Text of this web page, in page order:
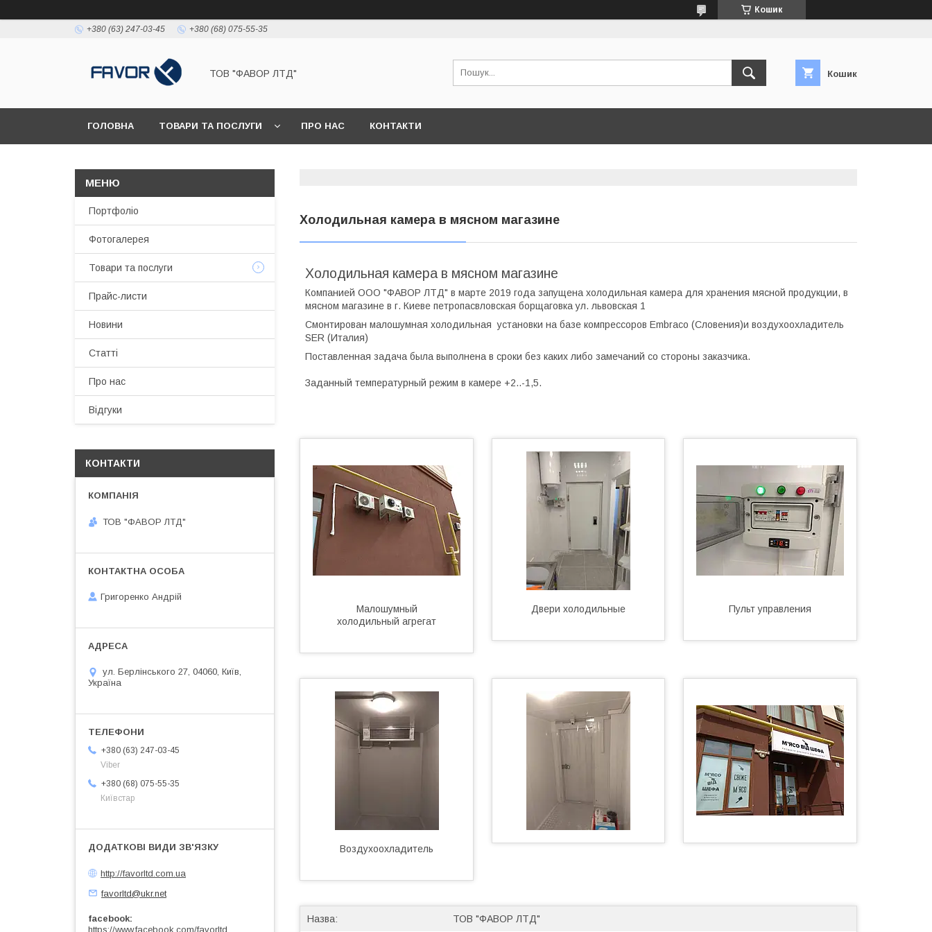
Кошик
+380 (63) 247-03-45 +380 (68) 075-55-35
ТОВ "ФАВОР ЛТД" Кошик
ГОЛОВНА ТОВАРИ ТА ПОСЛУГИ ПРО НАС КОНТАКТИ
Холодильная камера в мясном магазине
Холодильная камера в мясном магазине
Компанией ООО "ФАВОР ЛТД" в марте 2019 года запущена холодильная камера для хранения мясной продукции, в
мясном магазине в г. Киеве петропасвловская борщаговка ул. львовская 1
Смонтирован малошумная холодильная установки на базе компрессоров Embraco (Словения)и воздухоохладитель
SER (Италия)
Поставленная задача была выполнена в сроки без каких либо замечаний со стороны заказчика.
Заданный температурный режим в камере +2..-1,5.
Малошумный
холодильный агрегат
Двери холодильные Пульт управления
Воздухоохладитель
ТОВ "ФАВОР ЛТД"
Портфоліо
Фотогалерея
Товари та послуги
Прайс-листи
Новини
Статті
Про нас
Відгуки
КОНТАКТИ
ТОВ "ФАВОР ЛТД"
Григоренко Андрій
ул. Берлінського 27, 04060, Київ,
Україна
+380 (63) 247-03-45
Viber
+380 (68) 075-55-35
Київстар
http://favorltd.com.ua
favorltd@ukr.net
facebook
https://www.facebook.com/favorltd